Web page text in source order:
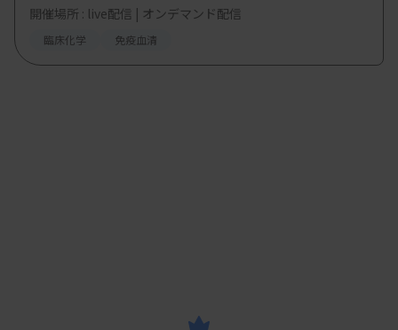
開催場所 : live配信 | オンデマンド配信
臨床化学 免疫血清